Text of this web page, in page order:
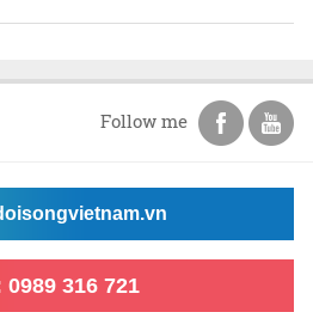
Follow me
316 721